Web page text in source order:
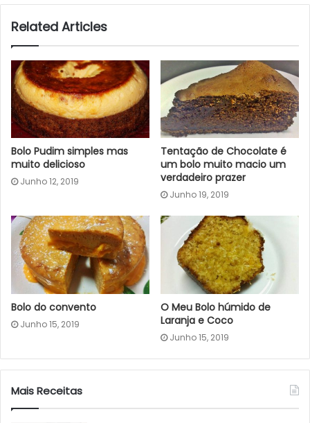
Related Articles
Bolo Pudim simples mas
muito delicioso
Junho 12, 2019
Tentação de Chocolate é
um bolo muito macio um
verdadeiro prazer
Junho 19, 2019
Bolo do convento
Junho 15, 2019
O Meu Bolo húmido de
Laranja e Coco
Junho 15, 2019
Mais Receitas